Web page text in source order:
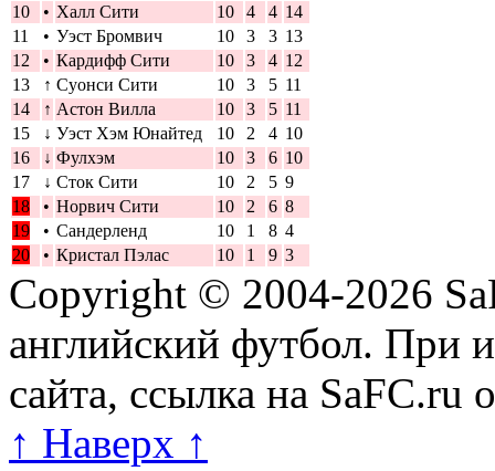
10
• Халл Сити 10 4 4 14
11
• Уэст Бромвич 10 3 3 13
12
• Кардифф Сити 10 3 4 12
13
↑ Суонси Сити 10 3 5 11
14
↑ Астон Вилла 10 3 5 11
15
↓ Уэст Хэм Юнайтед 10 2 4 10
16
↓ Фулхэм 10 3 6 10
17
↓ Сток Сити 10 2 5 9
18
• Норвич Сити 10 2 6 8
19
• Сандерленд 10 1 8 4
20
• Кристал Пэлас 10 1 9 3
Copyright © 2004-2026
английский футбол. При
сайта, ссылка на SaFC.ru
↑ Наверх ↑